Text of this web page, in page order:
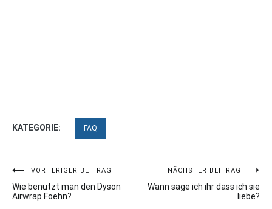
KATEGORIE: FAQ
Beitragsnavigation
VORHERIGER BEITRAG
Wie benutzt man den Dyson
Airwrap Foehn?
NÄCHSTER BEITRAG
Wann sage ich ihr dass ich sie
liebe?